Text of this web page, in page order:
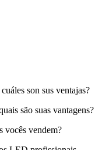
son sus ventajas?
são suas vantagens?
vocês vendem?